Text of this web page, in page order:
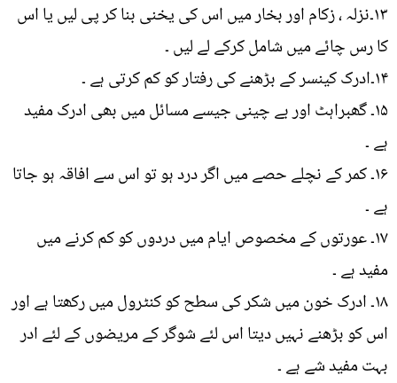
۱۳۔نزلہ ، زکام اور بخار میں اس کی یخنی بنا کر پی لیں یا اس
کا رس چائے میں شامل کرکے لے لیں ۔
۱۴۔ادرک کینسر کے بڑھنے کی رفتار کو کم کرتی ہے ۔
۱۵۔ گھبراہٹ اور بے چینی جیسے مسائل میں بھی ادرک مفید
ہے ۔
۱۶۔ کمر کے نچلے حصے میں اگر درد ہو تو اس سے افاقہ ہو جاتا
ہے ۔
۱۷۔ عورتوں کے مخصوص ایام میں دردوں کو کم کرنے میں
مفید ہے ۔
۱۸۔ ادرک خون میں شکر کی سطح کو کنٹرول میں رکھتا ہے اور
اس کو بڑھنے نہیں دیتا اس لئے شوگر کے مریضوں کے لئے ادر
بہت مفید شے ہے ۔